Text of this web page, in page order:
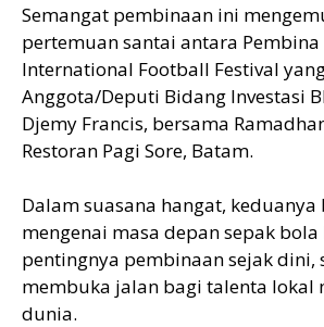
Semangat pembinaan ini
pertemuan santai antara Pembina
International Football Festival
Anggota/Deputi Bidang Investasi
Djemy Francis, bersama
Restoran Pagi Sore, Batam.
Dalam suasana hangat,
mengenai masa depan sepak bola
pentingnya pembinaan sejak dini,
membuka jalan bagi talenta lokal
dunia.